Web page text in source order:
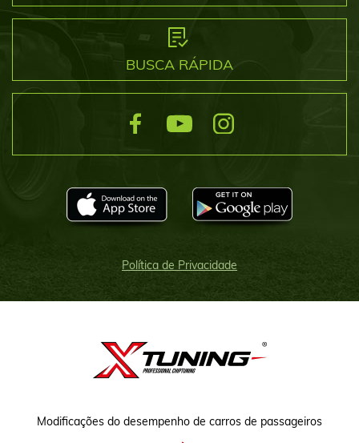
BUSCA RÁPIDA
Política de Privacidade
Modificações do desempenho de carros de passageiros